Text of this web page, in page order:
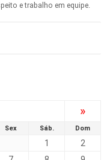
e trabalho em equipe.
»
Sex Sáb. Dom
1
2